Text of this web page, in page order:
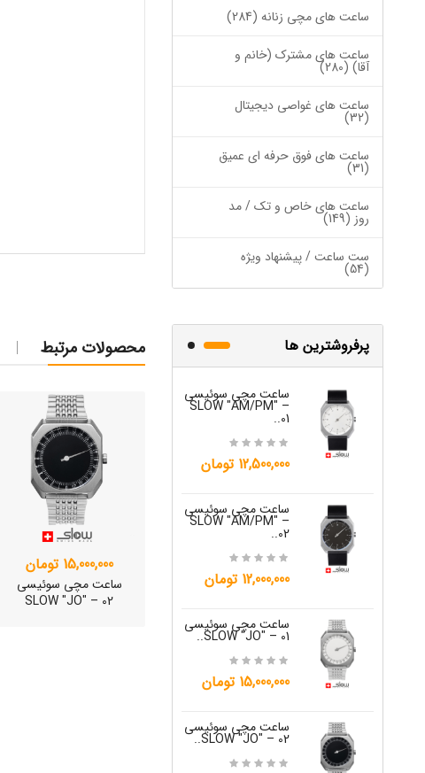
ساعت های مچی زنانه (284)
ساعت های مشترک (خانم و
آقا) (280)
ساعت های غواصی دیجیتال
(32)
ساعت های فوق حرفه ای عمیق
(31)
ساعت های خاص و تک / مد
روز (149)
ست ساعت / پیشنهاد ویژه
(54)
پرفروشترین ها
ساعت مچی سوئیسی
SLOW "AM/PM" –
01..
12,500,000 تومان
ساعت مچی سوئیسی
SLOW "AM/PM" –
02..
12,000,000 تومان
ساعت مچی سوئیسی
SLOW "JO" – 01..
15,000,000 تومان
ساعت مچی سوئیسی
SLOW "JO" – 02..
ساعت مچی سوئیسی
SLOW "JO" – 03..
15,000,000 تومان
ساعت مچی سوئیسی
SLOW "JO" – 04..
15,000,000 تومان
ساعت مچی سوئیسی
محصولات مرتبط
15,000,000 تومان
ساعت مچی سوئیسی
SLOW "JO" – 02